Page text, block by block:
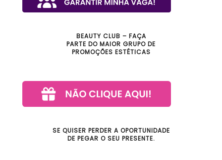
BEAUTY CLUB – FAÇA
PARTE DO MAIOR GRUPO DE
PROMOÇÕES ESTÉTICAS
SE QUISER PERDER A OPORTUNIDADE
DE PEGAR O SEU PRESENTE.